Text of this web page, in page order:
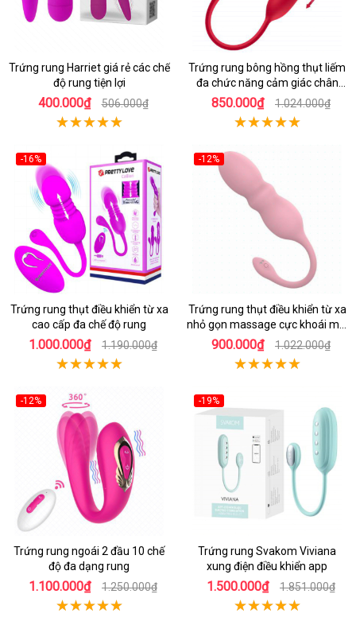
Trứng rung Harriet giá rẻ các chế
độ rung tiện lợi
400.000₫ 506.000₫
Trứng rung bông hồng thụt liếm
đa chức năng cảm giác chân
thật
850.000₫ 1.024.000₫
-16%
Trứng rung thụt điều khiển từ xa
cao cấp đa chế độ rung
1.000.000₫ 1.190.000₫
-12%
Trứng rung thụt điều khiển từ xa
nhỏ gọn massage cực khoái mọi
lúc
900.000₫ 1.022.000₫
-12%
Trứng rung ngoái 2 đầu 10 chế
độ đa dạng rung
1.100.000₫ 1.250.000₫
-19%
Trứng rung Svakom Viviana
xung điện điều khiển app
1.500.000₫ 1.851.000₫